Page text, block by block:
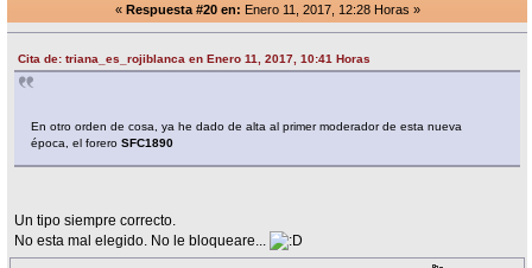
« Respuesta #20 en: Enero 11, 2017, 12:28 Horas »
Cita de: triana_es_rojiblanca en Enero 11, 2017, 10:41 Horas
En otro orden de cosa, ya he dado de alta al primer moderador de esta nueva
época, el foreroSFC1890
Un tipo siempre correcto.
No esta mal elegido. No le bloqueare...